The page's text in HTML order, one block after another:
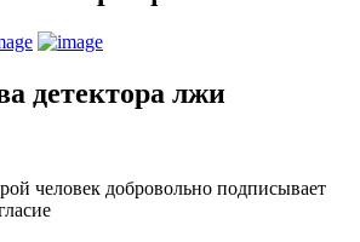
детектора лжи
человек добровольно подписывает